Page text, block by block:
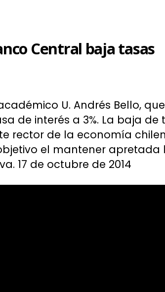
Central baja tasas
U. Andrés Bello,
de interés a 3%. La baja de
rector de la economía
el mantener apretada
17 de octubre de 2014